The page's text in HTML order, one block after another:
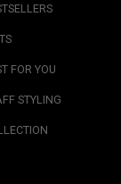
FOR YOU
STYLING